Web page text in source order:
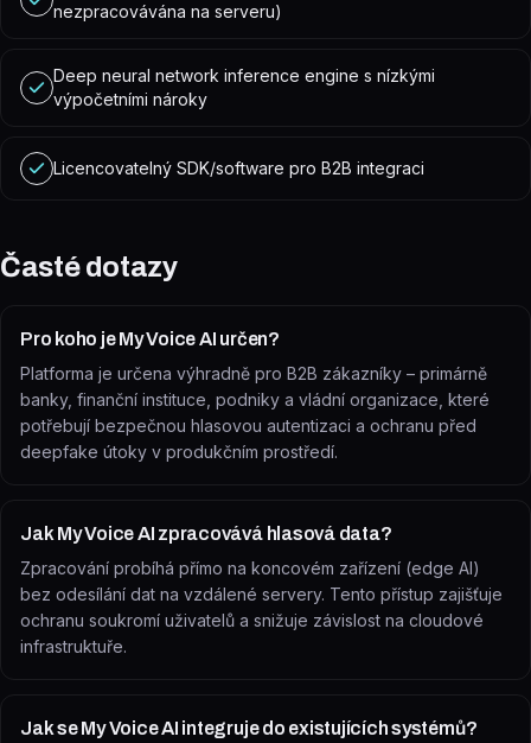
nezpracovávána na serveru)
Deep neural network inference engine s nízkými
výpočetními nároky
Licencovatelný SDK/software pro B2B integraci
Časté dotazy
Pro koho je My Voice AI určen?
Platforma je určena výhradně pro B2B zákazníky – primárně
banky, finanční instituce, podniky a vládní organizace, které
potřebují bezpečnou hlasovou autentizaci a ochranu před
deepfake útoky v produkčním prostředí.
Jak My Voice AI zpracovává hlasová data?
Zpracování probíhá přímo na koncovém zařízení (edge AI)
bez odesílání dat na vzdálené servery. Tento přístup zajišťuje
ochranu soukromí uživatelů a snižuje závislost na cloudové
infrastruktuře.
Jak se My Voice AI integruje do existujících systémů?